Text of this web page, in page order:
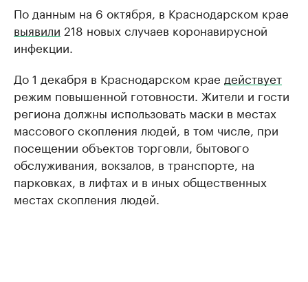
По данным на 6 октября, в Краснодарском крае
выявили 218 новых случаев коронавирусной
инфекции.
До 1 декабря в Краснодарском крае действует
режим повышенной готовности. Жители и гости
региона должны использовать маски в местах
массового скопления людей, в том числе, при
посещении объектов торговли, бытового
обслуживания, вокзалов, в транспорте, на
парковках, в лифтах и в иных общественных
местах скопления людей.